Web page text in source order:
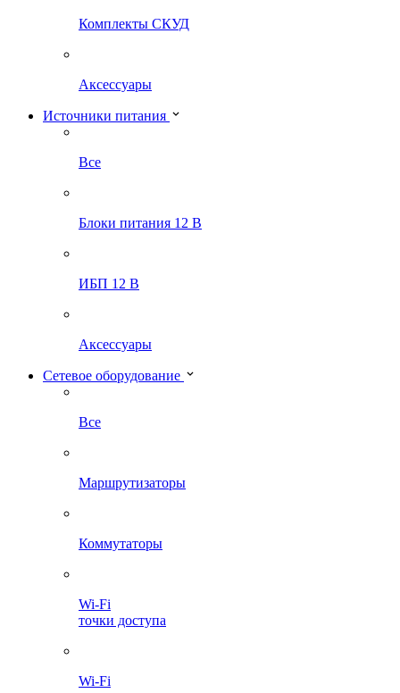
Комплекты СКУД
Аксессуары
Источники питания
Все
Блоки питания 12 В
ИБП 12 В
Аксессуары
Сетевое оборудование
Все
Маршрутизаторы
Коммутаторы
Wi-Fi
точки доступа
Wi-Fi